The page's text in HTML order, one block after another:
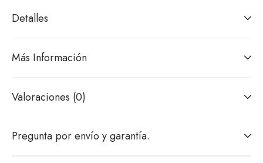
Detalles
Más Información
Valoraciones (0)
Pregunta por envío y garantía.